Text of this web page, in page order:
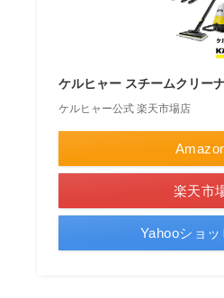
ケルヒャー スチームクリー
ケルヒャー公式 楽天市場店
楽天市
Yahooショ